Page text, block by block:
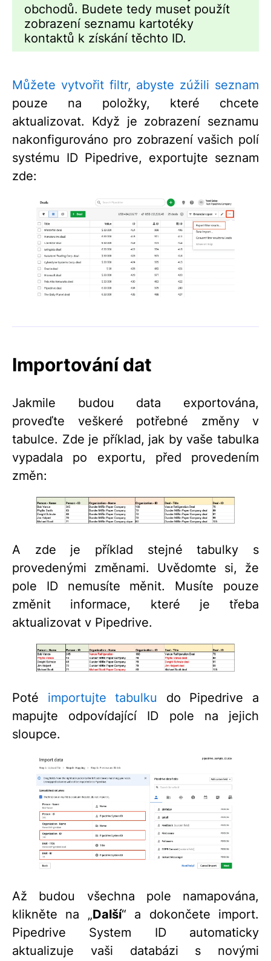
obchodů. Budete tedy muset použít
zobrazení seznamu kartotéky
kontaktů k získání těchto ID.
Můžete vytvořit filtr, abyste zúžili seznam
pouze na položky, které chcete
aktualizovat. Když je zobrazení seznamu
nakonfigurováno pro zobrazení vašich polí
systému ID Pipedrive, exportujte seznam
zde:
Importování dat
Jakmile budou data exportována,
proveďte veškeré potřebné změny v
tabulce. Zde je příklad, jak by vaše tabulka
vypadala po exportu, před provedením
změn:
A zde je příklad stejné tabulky s
provedenými změnami. Uvědomte si, že
pole ID nemusíte měnit. Musíte pouze
změnit informace, které je třeba
aktualizovat v Pipedrive.
Poté importujte tabulku do Pipedrive a
mapujte odpovídající ID pole na jejich
sloupce.
Až budou všechna pole namapována,
klikněte na „Další“ a dokončete import.
Pipedrive System ID automaticky
aktualizuje vaši databázi s novými